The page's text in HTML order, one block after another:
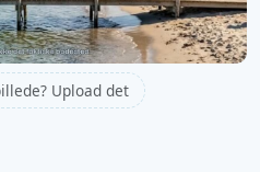
Upload det